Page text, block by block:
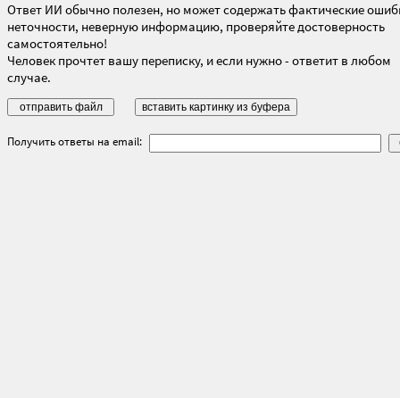
Ответ ИИ обычно полезен, но может содержать фактические
неточности, неверную информацию, проверяйте достоверность
самостоятельно!
Человек прочтет вашу переписку, и если нужно - ответит в любом
случае.
Получить ответы на email: